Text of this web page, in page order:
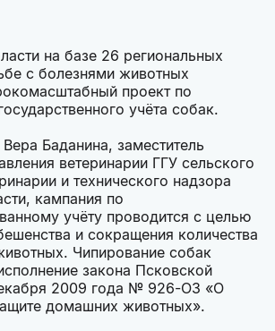
на базе 26 региональных
с болезнями животных
проект по
учёта собак.
Баданина, заместитель
ветеринарии ГГУ сельского
и технического надзора
кампания по
учёту проводится с целью
и сокращения количества
Чипирование собак
закона Псковской
2009 года № 926-ОЗ «О
домашних животных».